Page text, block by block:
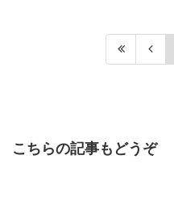
こちらの記事もどうぞ